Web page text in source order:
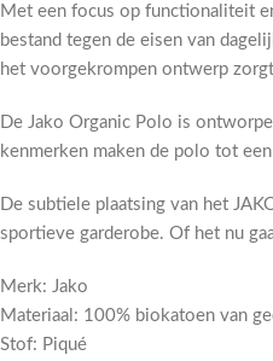
Met een focus op functionaliteit
bestand tegen de eisen van
het voorgekrompen ontwerp
De Jako Organic Polo is
kenmerken maken de polo tot
De subtiele plaatsing van het
sportieve garderobe. Of het nu
Merk: Jako
Materiaal: 100% biokatoen van
Stof: Piqué